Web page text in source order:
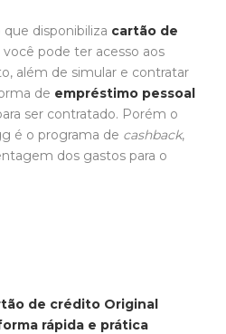
disponibiliza cartão de
você pode ter acesso aos
além de simular e contratar
de empréstimo pessoal
ser contratado. Porém o
é o programa de cashback,
dos gastos para o
de crédito Original
rápida e prática